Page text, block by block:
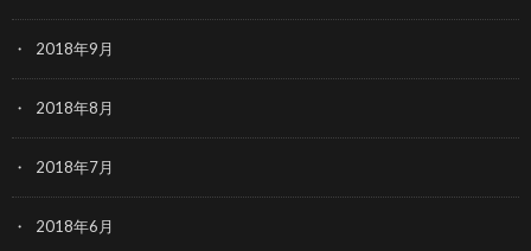
2018年9月
2018年8月
2018年7月
2018年6月